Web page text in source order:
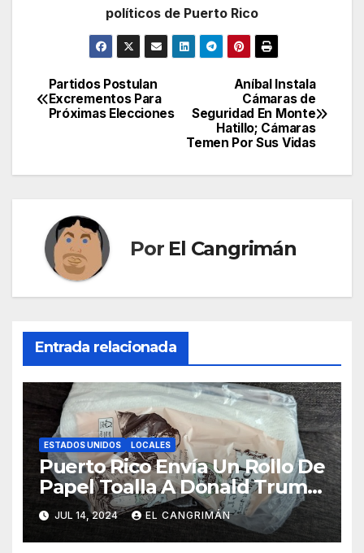
políticos de Puerto Rico
Navegación
de
Aníbal Instala
Cámaras de
Seguridad En Monte
Hatillo; Cámaras
Temen Por Sus Vidas
Partidos Postulan
Excrementos Para
Próximas Elecciones
Por El Cangrimán
Entrada relacionada
ESTADOS UNIDOS LOCALES
Puerto Rico Envía Un Rollo De
Papel Toalla A Donald Trump
Pa’ Que Use Las Hojas De
Curita
JUL 14, 2024 EL CANGRIMÁN